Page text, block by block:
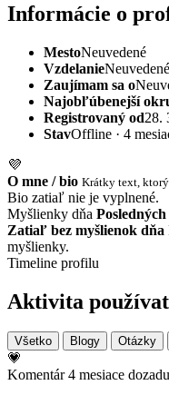
Informácie o
MestoNeuvedené
VzdelanieNeuvedené
Zaujímam sa o
Najobľúbenejší
Registrovaný od28.
StavOffline · 4
💜
O mne / bio Krátky text,
Bio zatiaľ nie je vyplnené.
Myšlienky dňa
Zatiaľ bez myšlienok dňa
myšlienky.
Timeline profilu
Aktivita
Všetko Blogy Otázky
💗
Komentár 4 mesiace dozadu